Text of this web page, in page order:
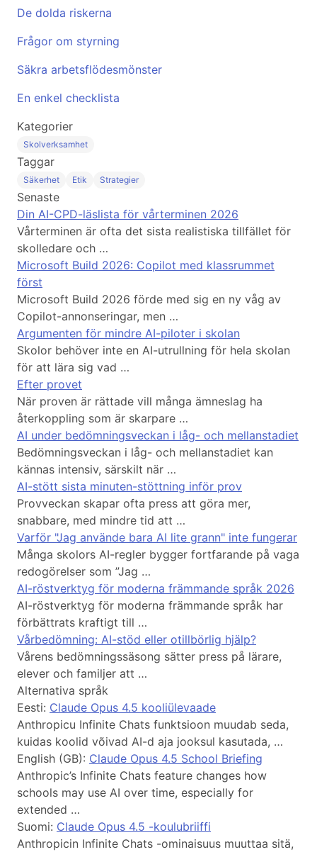
De dolda riskerna
Frågor om styrning
Säkra arbetsflödesmönster
En enkel checklista
Kategorier
Skolverksamhet
Taggar
Säkerhet Etik Strategier
Senaste
Din AI-CPD-läslista för vårterminen 2026
Vårterminen är ofta det sista realistiska tillfället för
skolledare och …
Microsoft Build 2026: Copilot med klassrummet
först
Microsoft Build 2026 förde med sig en ny våg av
Copilot-annonseringar, men …
Argumenten för mindre AI-piloter i skolan
Skolor behöver inte en AI-utrullning för hela skolan
för att lära sig vad …
Efter provet
När proven är rättade vill många ämneslag ha
återkoppling som är skarpare …
AI under bedömningsveckan i låg- och mellanstadiet
Bedömningsveckan i låg- och mellanstadiet kan
kännas intensiv, särskilt när …
AI-stött sista minuten-stöttning inför prov
Provveckan skapar ofta press att göra mer,
snabbare, med mindre tid att …
Varför "Jag använde bara AI lite grann" inte fungerar
Många skolors AI-regler bygger fortfarande på vaga
redogörelser som ”Jag …
AI-röstverktyg för moderna främmande språk 2026
AI-röstverktyg för moderna främmande språk har
förbättrats kraftigt till …
Vårbedömning: AI-stöd eller otillbörlig hjälp?
Vårens bedömningssäsong sätter press på lärare,
elever och familjer att …
Alternativa språk
Eesti: Claude Opus 4.5 kooliülevaade
Anthropicu Infinite Chats funktsioon muudab seda,
kuidas koolid võivad AI-d aja jooksul kasutada, …
English (GB): Claude Opus 4.5 School Briefing
Anthropic’s Infinite Chats feature changes how
schools may use AI over time, especially for
extended …
Suomi: Claude Opus 4.5 -koulubriiffi
Anthropicin Infinite Chats -ominaisuus muuttaa sitä,